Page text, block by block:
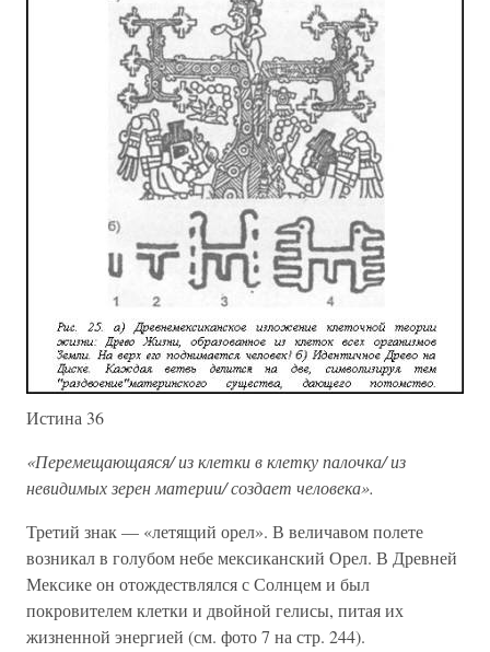
Истина 36
«Перемещающаяся/ из клетки в клетку палочка/ из
невидимых зерен материи/ создает человека».
Третий знак — «летящий орел». В величавом полете
возникал в голубом небе мексиканский Орел. В Древней
Мексике он отождествлялся с Солнцем и был
покровителем клетки и двойной гелисы, питая их
жизненной энергией (см. фото 7 на стр. 244).